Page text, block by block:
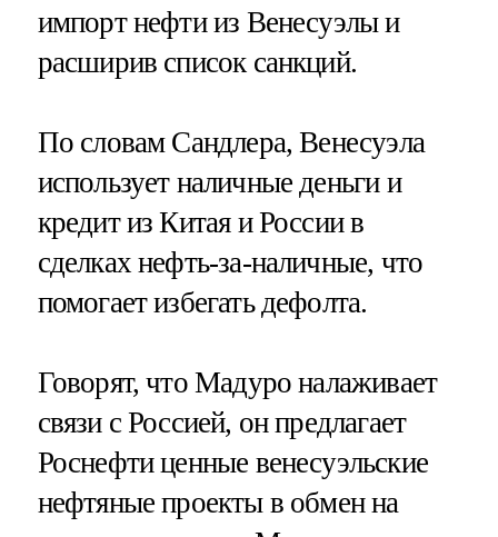
импорт нефти из Венесуэлы и
расширив список санкций.
По словам Сандлера, Венесуэла
использует наличные деньги и
кредит из Китая и России в
сделках нефть-за-наличные, что
помогает избегать дефолта.
Говорят, что Мадуро налаживает
связи с Россией, он предлагает
Роснефти ценные венесуэльские
нефтяные проекты в обмен на